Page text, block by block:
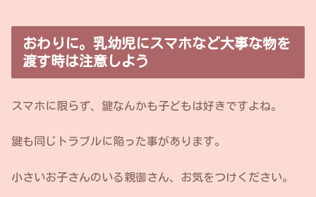
おわりに。乳幼児にスマホなど大事な物を
渡す時は注意しよう
スマホに限らず、鍵なんかも子どもは好きですよね。
鍵も同じトラブルに陥った事があります。
小さいお子さんのいる親御さん、お気をつけください。